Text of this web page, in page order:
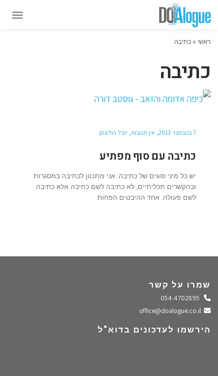
ראשי » כתיבה
כתיבה
7 בנובמבר 2013 אין תגובות יובל הולצמן
כתיבה עם סוף מפתיע
יש כל מיני סוגים של כתיבה. אני מתכוון לכתיבה במסגרות
ובהקשרים תכליתיים, לא כתיבה לשם כתיבה אלא כתיבה
לשם פעולה. אחד ההיבטים הפחות
שמרו על קשר
התקשרו אלינו
שלחו מייל
הירשמו לעדכונים בדוא"ל